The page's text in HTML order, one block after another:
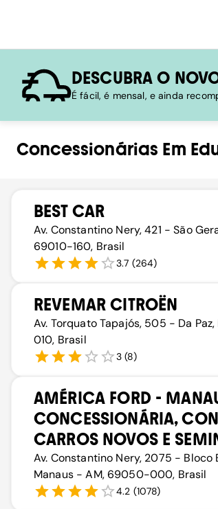
DESCUBRA O
É fácil, é mensal, e ainda
Concessionárias Em
BEST CAR
Av. Constantino Nery, 421 - São
69010-160, Brasil
3.7 (264)
REVEMAR CITROËN
Av. Torquato Tapajós, 505 - Da
010, Brasil
3 (8)
AMÉRICA FORD -
CONCESSIONÁRIA,
CARROS NOVOS E
Av. Constantino Nery, 2075 - Bloco
Manaus - AM, 69050-000, Brasil
4.2 (1078)